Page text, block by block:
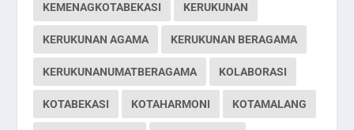
KEMENAGKOTABEKASI KERUKUNAN
KERUKUNAN AGAMA KERUKUNAN BERAGAMA
KERUKUNANUMATBERAGAMA KOLABORASI
KOTABEKASI KOTAHARMONI KOTAMALANG